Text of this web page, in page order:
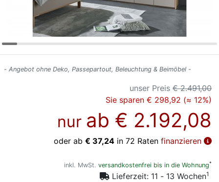
- Angebot ohne Deko, Passepartout, Beleuchtung & Beimöbel -
unser Preis € 2.491,00
Sie sparen € 298,92 (≈ 12%)
nur ab € 2.192,08
oder ab € 37,24 in 72 Raten finanzieren
inkl. MwSt. versandkostenfrei bis in die Wohnung*
Lieferzeit: 11 - 13 Wochen1
Markenwelt
Letz-
Deals